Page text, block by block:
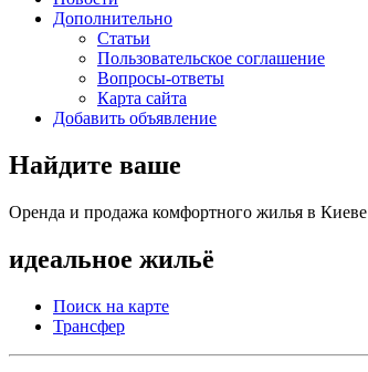
Дополнительно
Статьи
Пользовательское соглашение
Вопросы-ответы
Карта сайта
Добавить объявление
Найдите ваше
Оренда и продажа комфортного жилья в Киеве
идеальное жильё
Поиск на карте
Трансфер